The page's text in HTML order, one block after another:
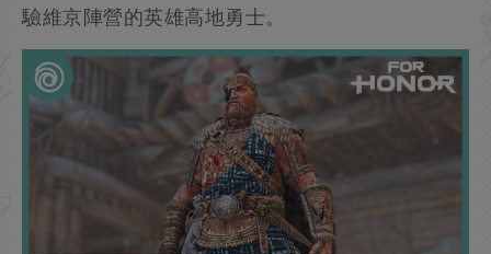
驗維京陣營的英雄高地勇士。